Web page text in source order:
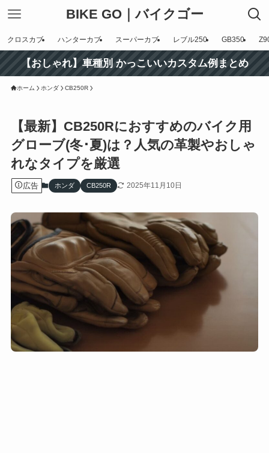
BIKE GO｜バイクゴー
クロスカブ ハンターカブ スーパーカブ レブル250 GB350
【おしゃれ】車種別 かっこいいカスタム例まとめ
ホーム ホンダ CB250R
【最新】CB250Rにおすすめのバイク用
グローブ(冬･夏)は？人気の革製やおしゃ
れなタイプを厳選
広告 ホンダ CB250R 2025年11月10日